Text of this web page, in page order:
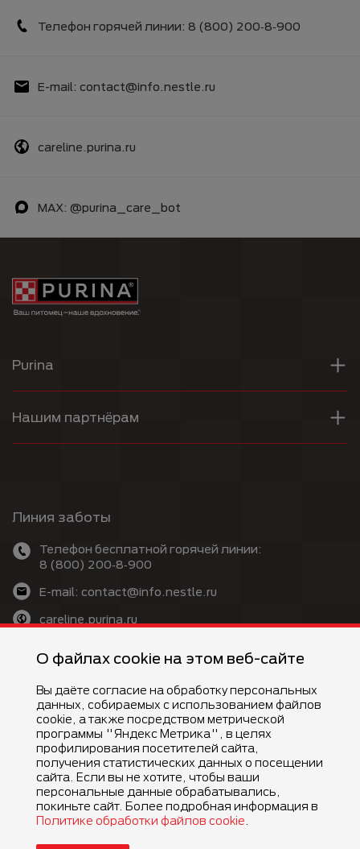
Телефон горячей линии: 8 (800) 200‑8‑900
E-mail: contact@info.nestle.ru
careline.purina.ru
MAX: @purina_care_bot
Purina
Нашим партнёрам
Линия заботы
Телефон бесплатной горячей линии:
8 (800) 200‑8‑900
E-mail: contact@info.nestle.ru
careline.purina.ru
©Компания Nestlé, 2026 г. Все права защищены.
®Владелец товарных знаков: Société des Produits Nestlé S.A.
(Швейцария)
О файлах cookie на этом веб-сайте
Вы даёте согласие на обработку персональных
данных, собираемых с использованием файлов
cookie, а также посредством метрической
программы "Яндекс Метрика", в целях
профилирования посетителей сайта,
получения статистических данных о посещении
сайта. Если вы не хотите, чтобы ваши
персональные данные обрабатывались,
покиньте сайт. Более подробная информация в
Политике обработки файлов cookie